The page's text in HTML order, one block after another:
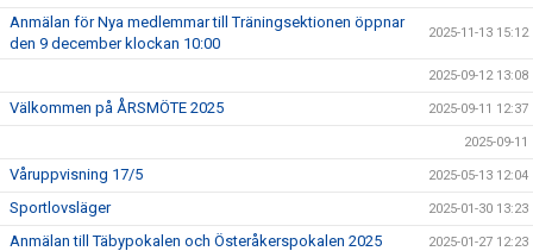
Anmälan för Nya medlemmar till Träningsektionen öppnar
den 9 december klockan 10:00
2025-11-13 15:12
2025-09-12 13:08
Välkommen på ÅRSMÖTE 2025 2025-09-11 12:37
2025-09-11
Våruppvisning 17/5 2025-05-13 12:04
Sportlovsläger 2025-01-30 13:23
Anmälan till Täbypokalen och Österåkerspokalen 2025 2025-01-27 12:23